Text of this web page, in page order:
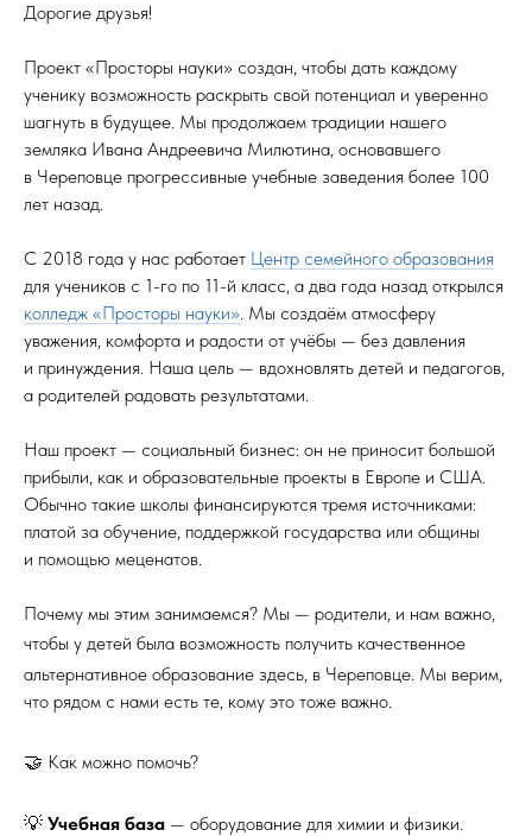
Дорогие друзья!
Проект «Просторы науки» создан, чтобы дать каждому
ученику возможность раскрыть свой потенциал и уверенно
шагнуть в будущее. Мы продолжаем традиции нашего
земляка Ивана Андреевича Милютина, основавшего
в Череповце прогрессивные учебные заведения более 100
лет назад.
С 2018 года у нас работает Центр семейного образования
для учеников с 1-го по 11-й класс, а два года назад открылся
колледж «Просторы науки». Мы создаём атмосферу
уважения, комфорта и радости от учёбы — без давления
и принуждения. Наша цель — вдохновлять детей и педагогов,
а родителей радовать результатами.
Наш проект — социальный бизнес: он не приносит большой
прибыли, как и образовательные проекты в Европе и США.
Обычно такие школы финансируются тремя источниками:
платой за обучение, поддержкой государства или общины
и помощью меценатов.
Почему мы этим занимаемся? Мы — родители, и нам важно,
чтобы у детей была возможность получить качественное
альтернативное образование здесь, в Череповце. Мы верим,
что рядом с нами есть те, кому это тоже важно.
🤝 Как можно помочь?
💡 Учебная база — оборудование для химии и физики.